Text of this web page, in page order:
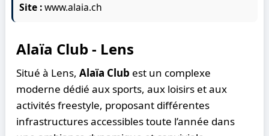
Site :www.alaia.ch
Alaïa Club - Lens
Situé à Lens,Alaïa Club est un complexe
moderne dédié aux sports, aux loisirs et aux
activités freestyle, proposant différentes
infrastructures accessibles toute l’année dans